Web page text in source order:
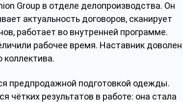
Group в отделе делопроизводства. Он
актуальность договоров, сканирует
работает во внутренней программе.
рабочее время. Наставник доволен
коллектива.
предпродажной подготовкой одежды.
чётких результатов в работе: она стала